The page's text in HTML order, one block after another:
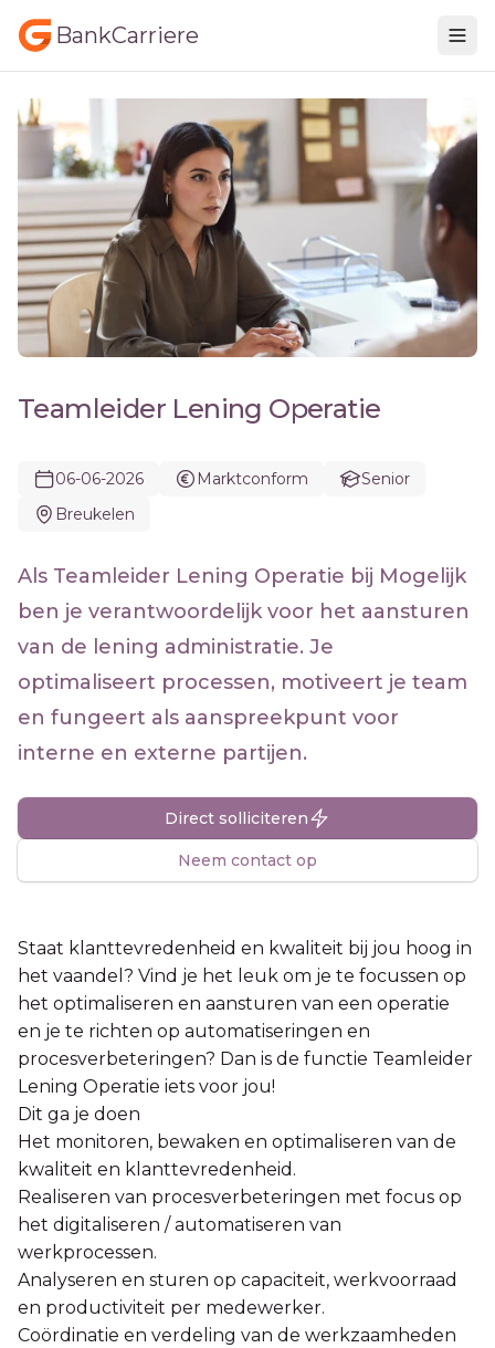
BankCarriere
Teamleider Lening Operatie
06-06-2026 Marktconform
Senior
Breukelen
Als Teamleider Lening Operatie bij Mogelijk
ben je verantwoordelijk voor het aansturen
van de lening administratie. Je
optimaliseert processen, motiveert je team
en fungeert als aanspreekpunt voor
interne en externe partijen.
Direct solliciteren
Neem contact op
Staat klanttevredenheid en kwaliteit bij jou hoog in
het vaandel? Vind je het leuk om je te focussen op
het optimaliseren en aansturen van een operatie
en je te richten op automatiseringen en
procesverbeteringen? Dan is de functie Teamleider
Lening Operatie iets voor jou!
Dit ga je doen
Het monitoren, bewaken en optimaliseren van de
kwaliteit en klanttevredenheid.
Realiseren van procesverbeteringen met focus op
het digitaliseren / automatiseren van
werkprocessen.
Analyseren en sturen op capaciteit, werkvoorraad
en productiviteit per medewerker.
Coördinatie en verdeling van de werkzaamheden